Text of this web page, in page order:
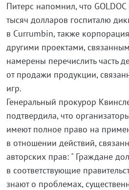
Питерс напомнил, что
тысяч долларов госпиталю
в Currumbin, также
другими проектами,
намерены перечислить часть
от продажи продукции,
игр.
Генеральный прокурор
подтвердила, что
имеют полное право на
в отношении действий,
авторских прав: " Граждане
в соответствующие
знают о проблемах,